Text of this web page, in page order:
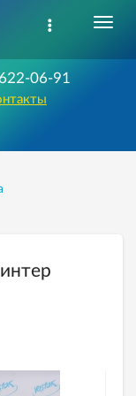
06-91